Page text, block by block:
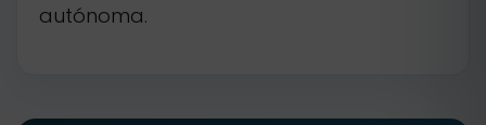
autónoma.